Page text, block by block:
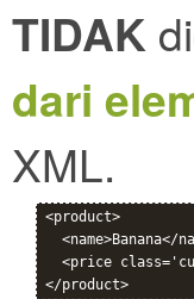
TIDAK
dari
XML.
<product>
<name>Banana</
<price